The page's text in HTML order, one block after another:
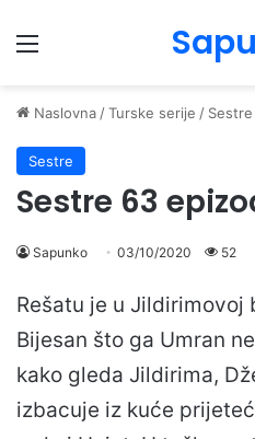
Menu
Naslovna /Turske serije / Sestre
Sestre
Sestre 63
Sapunko 03/10/2020 52
Rešatu je u
Bijesan što ga Umran
kako gleda Jildirima,
izbacuje iz kuće